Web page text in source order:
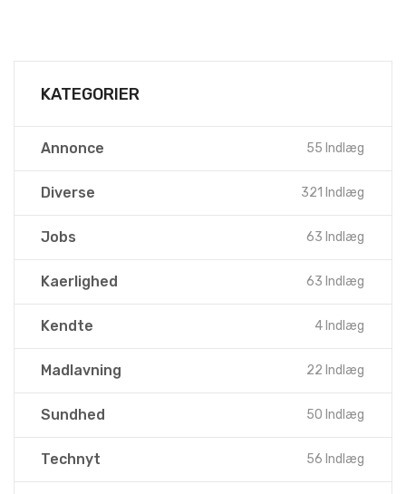
KATEGORIER
Annonce 55 Indlæg
Diverse 321 Indlæg
Jobs 63 Indlæg
Kaerlighed 63 Indlæg
Kendte 4 Indlæg
Madlavning 22 Indlæg
Sundhed 50 Indlæg
Technyt 56 Indlæg